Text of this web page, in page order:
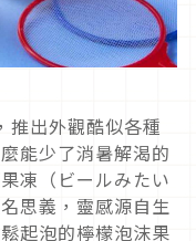
出外觀酷似各種
能少了消暑解渴的
凍（ビールみたい
思義，靈感源自生
起泡的檸檬泡沫果